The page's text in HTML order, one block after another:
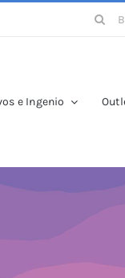
Buscar:
e Ingenio